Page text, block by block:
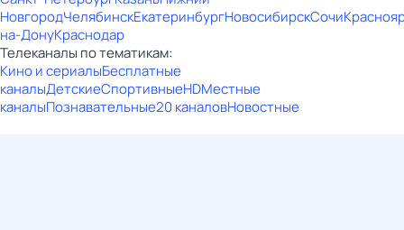
НовгородЧелябинскЕкатеринбургНовосибирскСочи
на-ДонуКраснодар
Телеканалы по тематикам:
Кино и сериалыБесплатные
каналыДетскиеСпортивныеHDМестные
каналыПознавательные20 каналовНовостные